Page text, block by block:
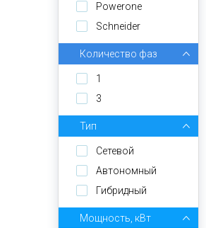
Powerone
Schneider
Количество фаз
1
3
Тип
Cетевой
Автономный
Гибридный
Мощность, кВт